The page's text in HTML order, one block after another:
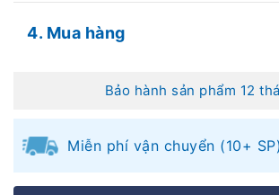
4. Mua hàng
Bảo hành sản phẩm 12
Miễn phí vận chuyển (10+ SP)